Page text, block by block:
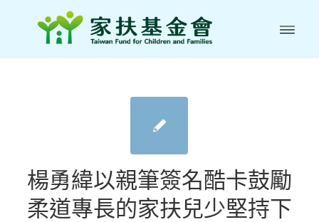
楊勇緯以親筆簽名酷卡鼓勵
柔道專長的家扶兒少堅持下